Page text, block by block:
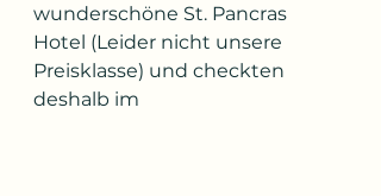
wunderschöne St. Pancras
Hotel (Leider nicht unsere
Preisklasse) und checkten
deshalb im